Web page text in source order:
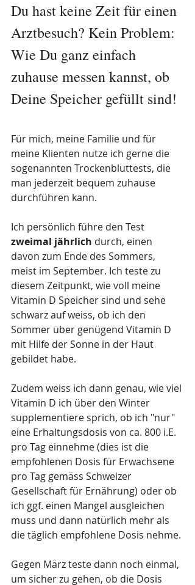
Du hast keine Zeit für einen
Arztbesuch? Kein Problem:
Wie Du ganz einfach
zuhause messen kannst, ob
Deine Speicher gefüllt sind!
Für mich, meine Familie und für
meine Klienten nutze ich gerne die
sogenannten Trockenbluttests, die
man jederzeit bequem zuhause
durchführen kann.
Ich persönlich führe den Test
zweimal jährlich durch, einen
davon zum Ende des Sommers,
meist im September. Ich teste zu
diesem Zeitpunkt, wie voll meine
Vitamin D Speicher sind und sehe
schwarz auf weiss, ob ich den
Sommer über genügend Vitamin D
mit Hilfe der Sonne in der Haut
gebildet habe.
Zudem weiss ich dann genau, wie viel
Vitamin D ich über den Winter
supplementiere sprich, ob ich "nur"
eine Erhaltungsdosis von ca. 800 i.E.
pro Tag einnehme (dies ist die
empfohlenen Dosis für Erwachsene
pro Tag gemäss Schweizer
Gesellschaft für Ernährung) oder ob
ich ggf. einen Mangel ausgleichen
muss und dann natürlich mehr als
die täglich empfohlene Dosis nehme.
Gegen März teste dann noch einmal,
um sicher zu gehen, ob die Dosis